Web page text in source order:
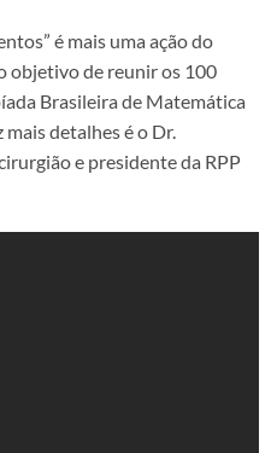
é mais uma ação do
objetivo de reunir os 100
Brasileira de Matemática
detalhes é o Dr.
e presidente da RPP